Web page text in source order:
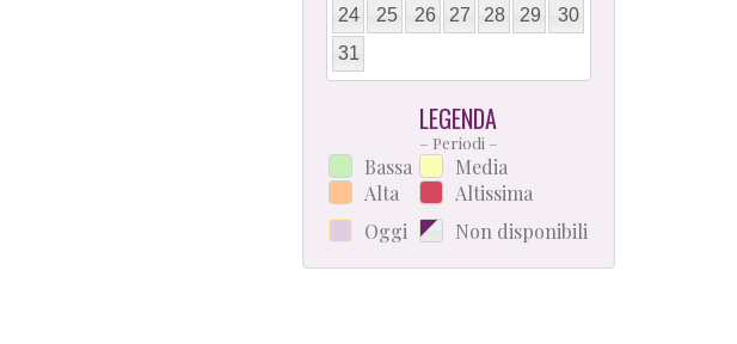
24
25 26 27 28 29
30
31
LEGENDA
– Periodi –
Bassa
Alta
Oggi
Media
Altissima
Non disponibili